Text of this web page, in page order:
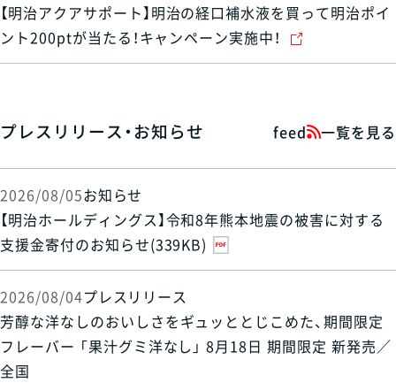
【明治アクアサポート】明治の経口補水液を買って明治ポイ
ント200ptが当たる！キャンペーン実施中！
プレスリリース・お知らせ feed 一覧を見る
2026/08/05お知らせ
【明治ホールディングス】令和8年熊本地震の被害に対する
支援金寄付のお知らせ(339KB)
2026/08/04プレスリリース
芳醇な洋なしのおいしさをギュッととじこめた、期間限定
フレーバー 「果汁グミ洋なし」 8月18日 期間限定 新発売／
全国